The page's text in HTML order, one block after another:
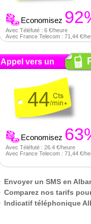
Economisez
Avec Téléfuté : 6 €/heure
Avec France Telecom : 71,44 €/
Appel vers un
44
Economisez
Avec Téléfuté : 26.4 €/heure
Avec France Telecom : 71,44 €/
Envoyer un SMS en
Comparez nos tarifs
Indicatif téléphonique